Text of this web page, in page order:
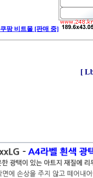
쿠팡 비트몰 [판매 중]
[